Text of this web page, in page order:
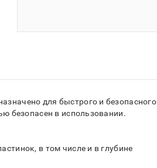
для быстрого и безопасного
безопасен в использовании.
в том числе и в глубине